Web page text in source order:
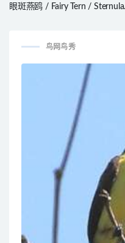
眼斑燕鸥 / Fairy Tern / Sternula
鸟网鸟秀